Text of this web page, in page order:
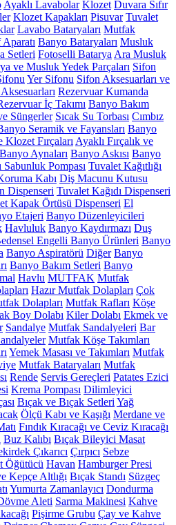
Ayaklı Lavabolar Klozet Duvara Sıfır
Klozet Kapakları Pisuvar Tuvalet
Lavabo Bataryaları Mutfak
Banyo Bataryaları Musluk
Setleri Fotoselli Batarya Ara Musluk
ve Musluk Yedek Parçaları Sifon
Yer Sifonu Sifon Aksesuarları ve
Rezervuar Kumanda
İç Takımı Banyo Bakım
Süngerler Sıcak Su Torbası Cımbız
Seramik ve Fayansları Banyo
Klozet Fırçaları Ayaklı Fırçalık ve
Banyo Aynaları Banyo Askısı Banyo
Sabunluk Pompası Tuvalet Kağıtlığı
Kabı Diş Macunu Kutusu
Dispenseri Tuvalet Kağıdı Dispenseri
Kapak Örtüsü Dispenseri El
Etajeri Banyo Düzenleyicileri
Havluluk Banyo Kaydırmazı Duş
Engelli Banyo Ürünleri Banyo
Banyo Aspiratörü Diğer Banyo
Banyo Bakım Setleri Banyo
Havlu MUTFAK Mutfak
Hazır Mutfak Dolapları Çok
Dolapları Mutfak Rafları Köşe
Boy Dolabı Kiler Dolabı Ekmek ve
Sandalye Mutfak Sandalyeleri Bar
Mutfak Köşe Takımları
Yemek Masası ve Takımları Mutfak
Mutfak Bataryaları Mutfak
Rende Servis Gereçleri Patates Ezici
Krema Pompası Dilimleyici
Bıçak ve Bıçak Setleri Yağ
Ölçü Kabı ve Kaşığı Merdane ve
Fındık Kıracağı ve Ceviz Kıracağı
Buz Kalıbı Bıçak Bileyici Masat
Çıkarıcı Çırpıcı Sebze
Öğütücü Havan Hamburger Presi
Kepçe Altlığı Bıçak Standı Süzgeç
Yumurta Zamanlayıcı Dondurma
Aleti Sarma Makinesi Kahve
Pişirme Grubu Çay ve Kahve